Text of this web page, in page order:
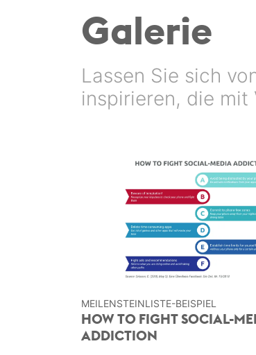
Galerie
Lassen Sie sich
inspirieren, die
MEILENSTEINLISTE-BEISPIEL
HOW TO FIGHT SOCIAL-
ADDICTION